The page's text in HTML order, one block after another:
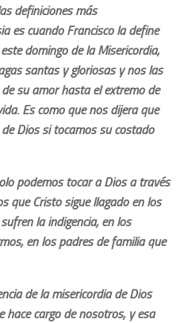
definiciones más
es cuando Francisco la define
domingo de la Misericordia,
santas y gloriosas y nos las
su amor hasta el extremo de
Es como que nos dijera que
Dios si tocamos su costado
podemos tocar a Dios a través
que Cristo sigue llagado en los
la indigencia, en los
en los padres de familia que
de la misericordia de Dios
hace cargo de nosotros, y esa